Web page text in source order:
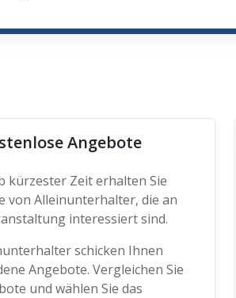
Angebote
kürzester Zeit erhalten Sie
von Alleinunterhalter, die an
interessiert sind.
schicken Ihnen
Angebote. Vergleichen Sie
und wählen Sie das